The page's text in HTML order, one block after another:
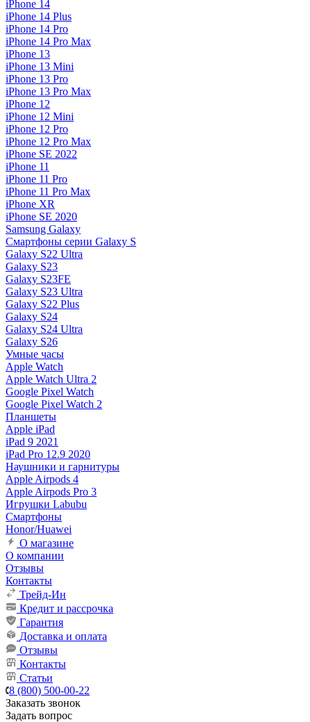
iPhone 14
iPhone 14 Plus
iPhone 14 Pro
iPhone 14 Pro Max
iPhone 13
iPhone 13 Mini
iPhone 13 Pro
iPhone 13 Pro Max
iPhone 12
iPhone 12 Mini
iPhone 12 Pro
iPhone 12 Pro Max
iPhone SE 2022
iPhone 11
iPhone 11 Pro
iPhone 11 Pro Max
iPhone XR
iPhone SE 2020
Samsung Galaxy
Смартфоны серии Galaxy S
Galaxy S22 Ultra
Galaxy S23
Galaxy S23FE
Galaxy S23 Ultra
Galaxy S22 Plus
Galaxy S24
Galaxy S24 Ultra
Galaxy S26
Умные часы
Apple Watch
Apple Watch Ultra 2
Google Pixel Watch
Google Pixel Watch 2
Планшеты
Apple iPad
iPad 9 2021
iPad Pro 12.9 2020
Наушники и гарнитуры
Apple Airpods 4
Apple Airpods Pro 3
Игрушки Labubu
Смартфоны
Honor/Huawei
О магазине
О компании
Отзывы
Контакты
Трейд-Ин
Кредит и рассрочка
Гарантия
Доставка и оплата
Отзывы
Контакты
Статьи
8 (800) 500-00-22
Заказать звонок
Задать вопрос